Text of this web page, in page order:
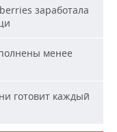
заработала
менее
готовит каждый